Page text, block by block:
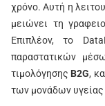
χρόνο. Αυτή η
μειώνει τη
Επιπλέον, το
παραστατικών
τιμολόγησης B2G,
των μονάδων